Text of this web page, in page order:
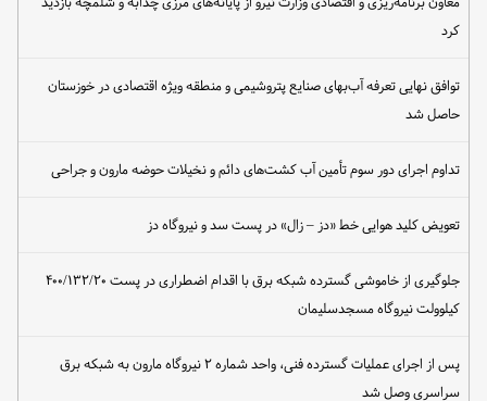
کرد
توافق نهایی تعرفه آب‌بهای صنایع پتروشیمی و منطقه ویژه اقتصادی در خوزستان
حاصل شد
تداوم اجرای دور سوم تأمین آب کشت‌های دائم و نخیلات حوضه مارون و جراحی
تعویض کلید هوایی خط «دز – زال» در پست سد و نیروگاه دز
جلوگیری از خاموشی گسترده شبکه برق با اقدام اضطراری در پست ۴۰۰/۱۳۲/۲۰
کیلوولت نیروگاه مسجدسلیمان
پس از اجرای عملیات گسترده فنی، واحد شماره ۲ نیروگاه مارون به شبکه برق
سراسری وصل شد